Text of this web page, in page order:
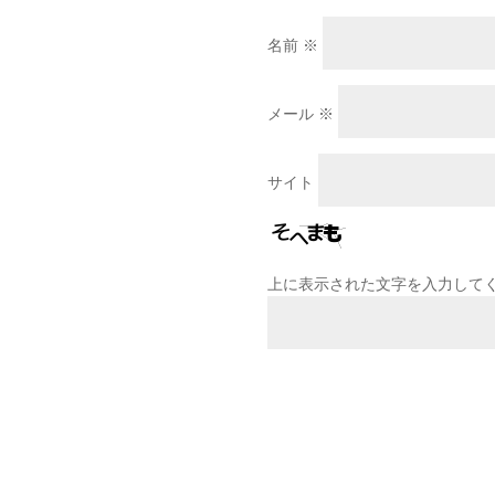
名前 ※
メール ※
サイト
上に表示された文字を入力して